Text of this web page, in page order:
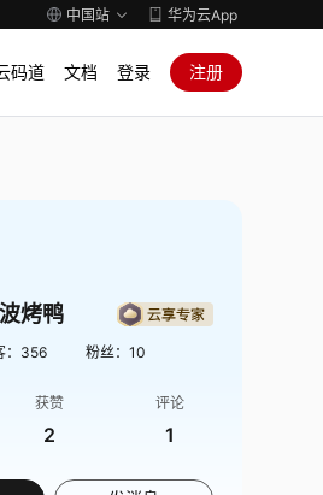
中国站 华为云App
码道 文档 登录 注册
烤鸭
356 粉丝： 10
获赞
2
评论
1